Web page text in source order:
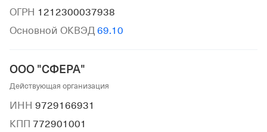
ОГРН 1212300037938
Основной ОКВЭД 69.10
ООО "СФЕРА"
Действующая организация
ИНН 9729166931
КПП 772901001